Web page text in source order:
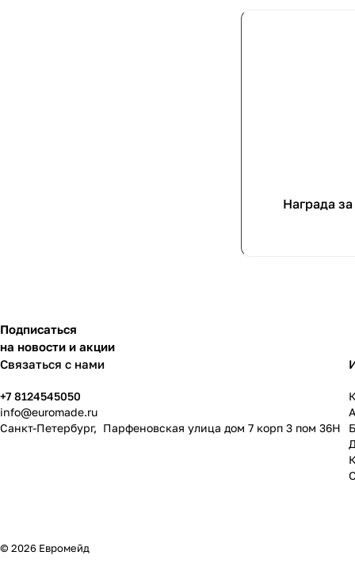
Награда
Подписаться
на новости и акции
Связаться с нами
+7 8124545050
info@euromade.ru
Санкт-Петербург, Парфеновская улица дом 7 корп 3 пом 36Н
© 2026 Евромейд